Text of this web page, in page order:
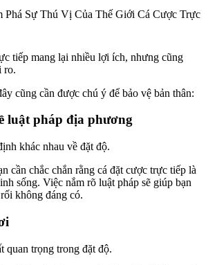
tiếp mang lại nhiều lợi ích, nhưng cũng
ro.
cũng cần được chú ý để bảo vệ bản thân:
luật pháp địa phương
khác nhau về đặt độ.
cần chắc chắn rằng cá đặt cược trực tiếp là
sống. Việc nắm rõ luật pháp sẽ giúp bạn
không đáng có.
quan trọng trong đặt độ.